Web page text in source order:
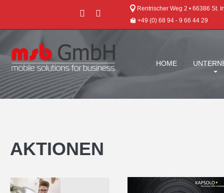
Rentrischer Weg 2 • 66386 St.
+49 (0) 68 94 - 9 66 44 29
HOME
AKTIONEN